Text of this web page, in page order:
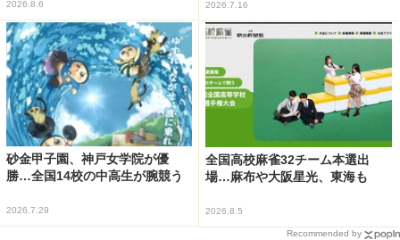
2026.8.6 2026.7.16
砂金甲子園、神戸女学院が優
勝…全国14校の中高生が腕競う
2026.7.29
全国高校麻雀32チーム本選出
場…麻布や大阪星光、東海も
2026.8.5
Recommended by